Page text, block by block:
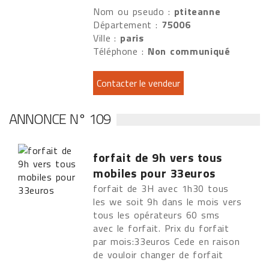
Nom ou pseudo : ptiteanne
Département : 75006
Ville : paris
Téléphone : Non communiqué
ANNONCE N° 109
forfait de 9h vers tous
mobiles pour 33euros
forfait de 3H avec 1h30 tous
les we soit 9h dans le mois vers
tous les opérateurs 60 sms
avec le forfait. Prix du forfait
par mois:33euros Cede en raison
de vouloir changer de forfait